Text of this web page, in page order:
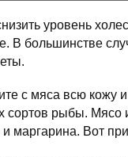
уровень
В большинстве
с мяса всю кожу
сортов рыбы. Мясо
маргарина. Вот